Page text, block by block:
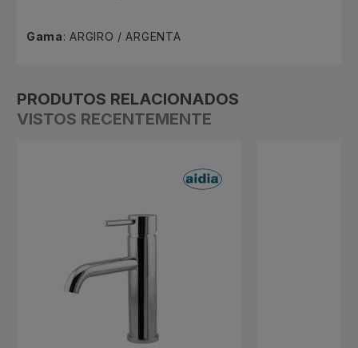
Gama: ARGIRO / ARGENTA
PRODUTOS RELACIONADOS
VISTOS RECENTEMENTE